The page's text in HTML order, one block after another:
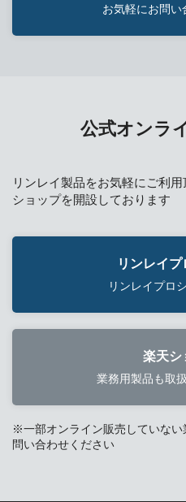
公式オンラ
リンレイ製品をお気軽にご利
ショップを開設しております
リンレイ
リンレイプロ
楽天シ
業務用製品も取
※一部オンライン販売していな
問い合わせください
お気軽にお問